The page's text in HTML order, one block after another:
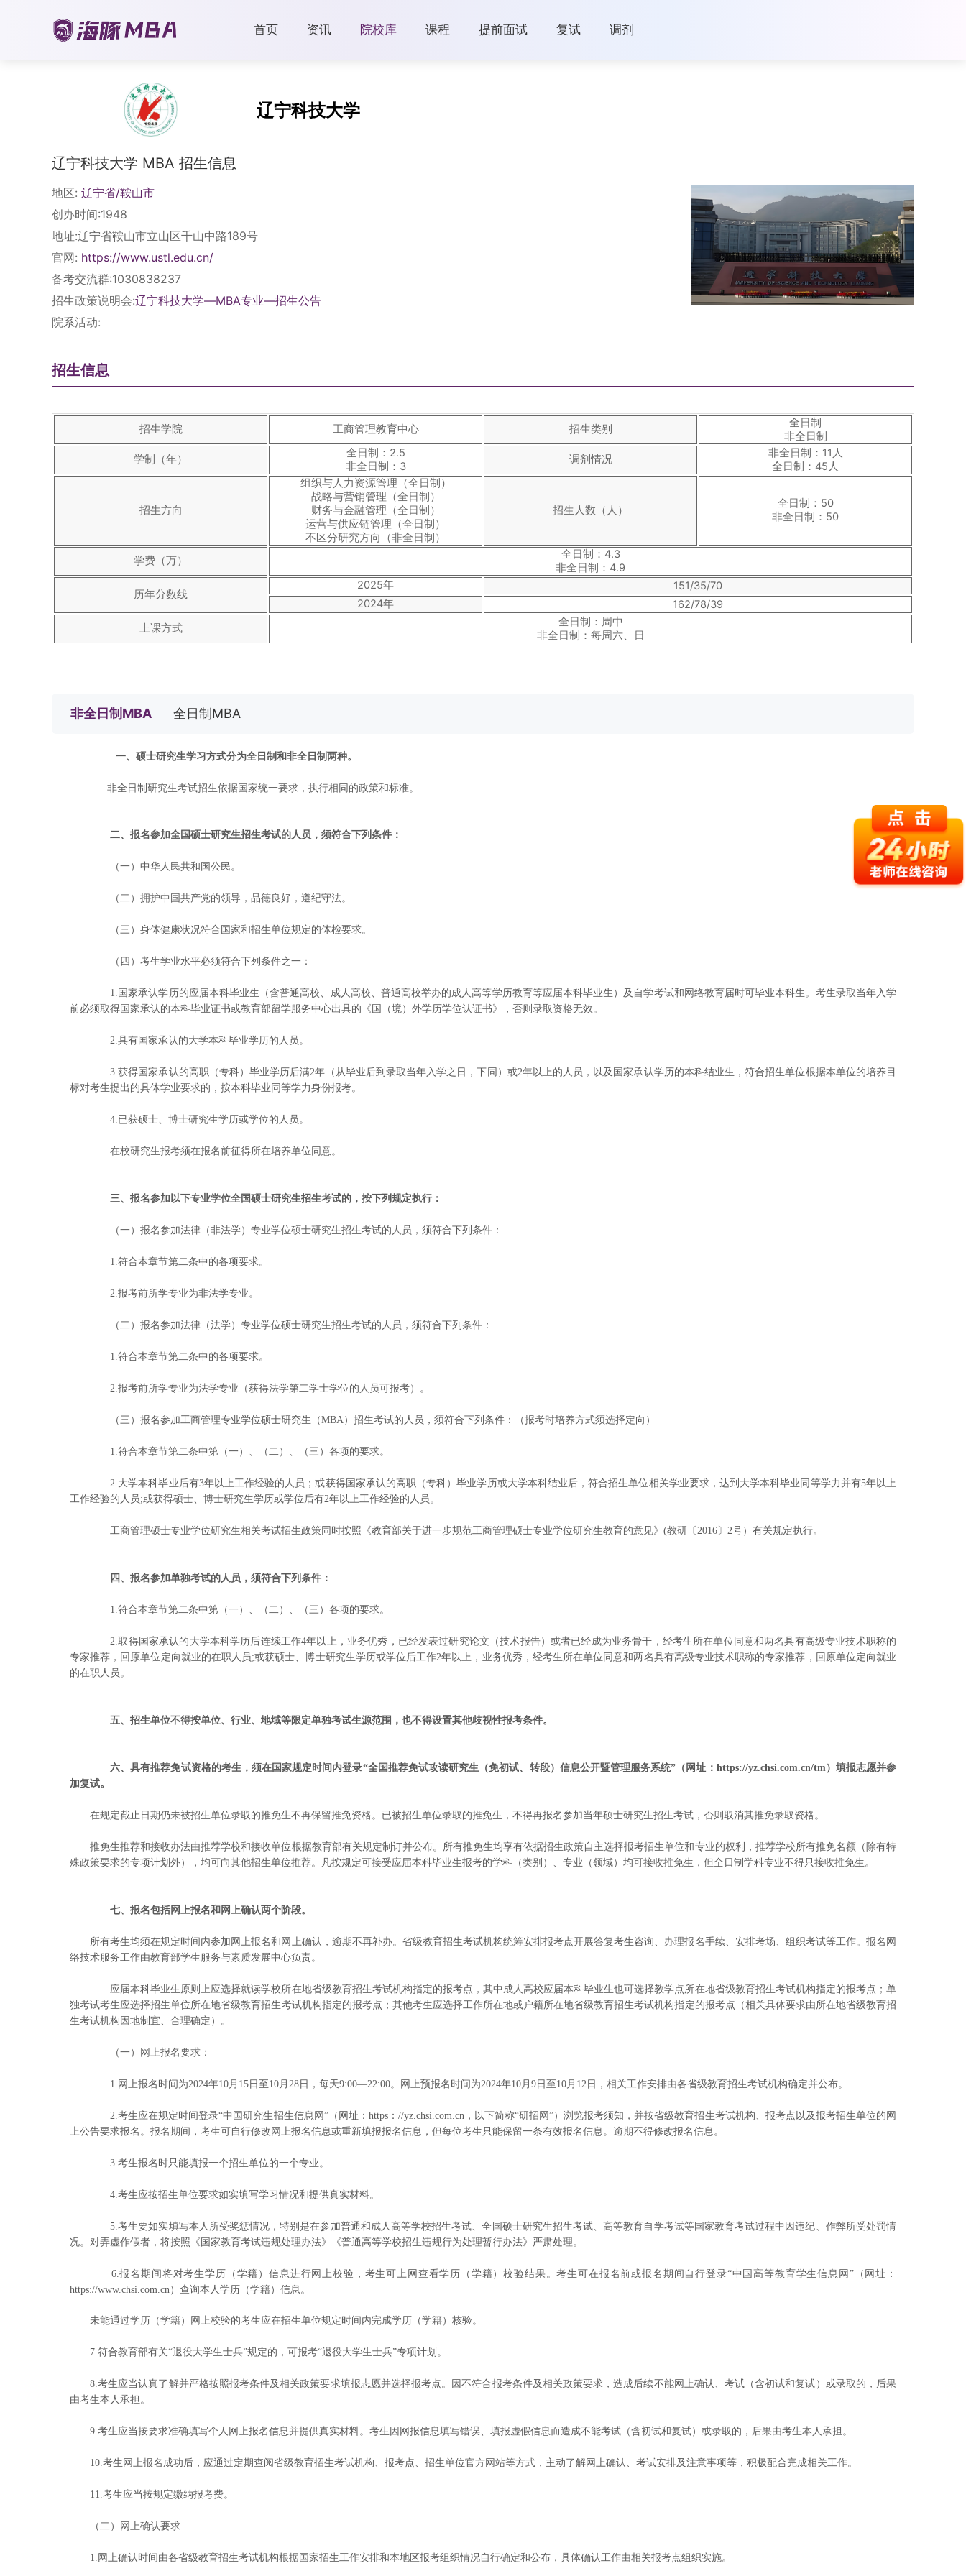
首页 资讯 院校库 课程 提前面试 复试 调剂
辽宁科技大学
辽宁科技大学 MBA 招生信息
地区: 辽宁省/鞍山市
创办时间:1948
地址:辽宁省鞍山市立山区千山中路189号
官网: https://www.ustl.edu.cn/
备考交流群:1030838237
招生政策说明会:辽宁科技大学—MBA专业—招生公告
院系活动:
招生信息
招生学院 工商管理教育中心 招生类别
全日制
非全日制
学制（年）
全日制：2.5
非全日制：3
调剂情况
非全日制：11人
全日制：45人
招生方向
组织与人力资源管理（全日制）
战略与营销管理（全日制）
财务与金融管理（全日制）
运营与供应链管理（全日制）
不区分研究方向（非全日制）
招生人数（人）
全日制：50
非全日制：50
学费（万）
全日制：4.3
非全日制：4.9
历年分数线
2025年
151/35/70
2024年
162/78/39
上课方式
全日制：周中
非全日制：每周六、日
非全日制MBA 全日制MBA
一、硕士研究生学习方式分为全日制和非全日制两种。
非全日制研究生考试招生依据国家统一要求，执行相同的政策和标准。
二、报名参加全国硕士研究生招生考试的人员，须符合下列条件：
（一）中华人民共和国公民。
（二）拥护中国共产党的领导，品德良好，遵纪守法。
（三）身体健康状况符合国家和招生单位规定的体检要求。
（四）考生学业水平必须符合下列条件之一：
1.国家承认学历的应届本科毕业生（含普通高校、成人高校、普通高校举办的成人高等学历教育等应届本科毕业生）及自学考试和网络教育届时可毕业本科生。考生录取当年入学
前必须取得国家承认的本科毕业证书或教育部留学服务中心出具的《国（境）外学历学位认证书》，否则录取资格无效。
2.具有国家承认的大学本科毕业学历的人员。
3.获得国家承认的高职（专科）毕业学历后满2年（从毕业后到录取当年入学之日，下同）或2年以上的人员，以及国家承认学历的本科结业生，符合招生单位根据本单位的培养目
标对考生提出的具体学业要求的，按本科毕业同等学力身份报考。
4.已获硕士、博士研究生学历或学位的人员。
在校研究生报考须在报名前征得所在培养单位同意。
三、报名参加以下专业学位全国硕士研究生招生考试的，按下列规定执行：
（一）报名参加法律（非法学）专业学位硕士研究生招生考试的人员，须符合下列条件：
1.符合本章节第二条中的各项要求。
2.报考前所学专业为非法学专业。
（二）报名参加法律（法学）专业学位硕士研究生招生考试的人员，须符合下列条件：
1.符合本章节第二条中的各项要求。
2.报考前所学专业为法学专业（获得法学第二学士学位的人员可报考）。
（三）报名参加工商管理专业学位硕士研究生（MBA）招生考试的人员，须符合下列条件：（报考时培养方式须选择定向）
1.符合本章节第二条中第（一）、（二）、（三）各项的要求。
2.大学本科毕业后有3年以上工作经验的人员；或获得国家承认的高职（专科）毕业学历或大学本科结业后，符合招生单位相关学业要求，达到大学本科毕业同等学力并有5年以上
工作经验的人员;或获得硕士、博士研究生学历或学位后有2年以上工作经验的人员。
工商管理硕士专业学位研究生相关考试招生政策同时按照《教育部关于进一步规范工商管理硕士专业学位研究生教育的意见》(教研〔2016〕2号）有关规定执行。
四、报名参加单独考试的人员，须符合下列条件：
1.符合本章节第二条中第（一）、（二）、（三）各项的要求。
2.取得国家承认的大学本科学历后连续工作4年以上，业务优秀，已经发表过研究论文（技术报告）或者已经成为业务骨干，经考生所在单位同意和两名具有高级专业技术职称的
专家推荐，回原单位定向就业的在职人员;或获硕士、博士研究生学历或学位后工作2年以上，业务优秀，经考生所在单位同意和两名具有高级专业技术职称的专家推荐，回原单位定向就业
的在职人员。
五、招生单位不得按单位、行业、地域等限定单独考试生源范围，也不得设置其他歧视性报考条件。
六、具有推荐免试资格的考生，须在国家规定时间内登录“全国推荐免试攻读研究生（免初试、转段）信息公开暨管理服务系统”（网址：https://yz.chsi.com.cn/tm）填报志愿并参
加复试。
在规定截止日期仍未被招生单位录取的推免生不再保留推免资格。已被招生单位录取的推免生，不得再报名参加当年硕士研究生招生考试，否则取消其推免录取资格。
推免生推荐和接收办法由推荐学校和接收单位根据教育部有关规定制订并公布。所有推免生均享有依据招生政策自主选择报考招生单位和专业的权利，推荐学校所有推免名额（除有特
殊政策要求的专项计划外），均可向其他招生单位推荐。凡按规定可接受应届本科毕业生报考的学科（类别）、专业（领域）均可接收推免生，但全日制学科专业不得只接收推免生。
七、报名包括网上报名和网上确认两个阶段。
所有考生均须在规定时间内参加网上报名和网上确认，逾期不再补办。省级教育招生考试机构统筹安排报考点开展答复考生咨询、办理报名手续、安排考场、组织考试等工作。报名网
络技术服务工作由教育部学生服务与素质发展中心负责。
应届本科毕业生原则上应选择就读学校所在地省级教育招生考试机构指定的报考点，其中成人高校应届本科毕业生也可选择教学点所在地省级教育招生考试机构指定的报考点；单
独考试考生应选择招生单位所在地省级教育招生考试机构指定的报考点；其他考生应选择工作所在地或户籍所在地省级教育招生考试机构指定的报考点（相关具体要求由所在地省级教育招
生考试机构因地制宜、合理确定）。
（一）网上报名要求：
1.网上报名时间为2024年10月15日至10月28日，每天9:00—22:00。网上预报名时间为2024年10月9日至10月12日，相关工作安排由各省级教育招生考试机构确定并公布。
2.考生应在规定时间登录“中国研究生招生信息网”（网址：https：//yz.chsi.com.cn，以下简称“研招网”）浏览报考须知，并按省级教育招生考试机构、报考点以及报考招生单位的网
上公告要求报名。报名期间，考生可自行修改网上报名信息或重新填报报名信息，但每位考生只能保留一条有效报名信息。逾期不得修改报名信息。
3.考生报名时只能填报一个招生单位的一个专业。
4.考生应按招生单位要求如实填写学习情况和提供真实材料。
5.考生要如实填写本人所受奖惩情况，特别是在参加普通和成人高等学校招生考试、全国硕士研究生招生考试、高等教育自学考试等国家教育考试过程中因违纪、作弊所受处罚情
况。对弄虚作假者，将按照《国家教育考试违规处理办法》《普通高等学校招生违规行为处理暂行办法》严肃处理。
6.报名期间将对考生学历（学籍）信息进行网上校验，考生可上网查看学历（学籍）校验结果。考生可在报名前或报名期间自行登录“中国高等教育学生信息网”（网址：
https://www.chsi.com.cn）查询本人学历（学籍）信息。
未能通过学历（学籍）网上校验的考生应在招生单位规定时间内完成学历（学籍）核验。
7.符合教育部有关“退役大学生士兵”规定的，可报考“退役大学生士兵”专项计划。
8.考生应当认真了解并严格按照报考条件及相关政策要求填报志愿并选择报考点。因不符合报考条件及相关政策要求，造成后续不能网上确认、考试（含初试和复试）或录取的，后果
由考生本人承担。
9.考生应当按要求准确填写个人网上报名信息并提供真实材料。考生因网报信息填写错误、填报虚假信息而造成不能考试（含初试和复试）或录取的，后果由考生本人承担。
10.考生网上报名成功后，应通过定期查阅省级教育招生考试机构、报考点、招生单位官方网站等方式，主动了解网上确认、考试安排及注意事项等，积极配合完成相关工作。
11.考生应当按规定缴纳报考费。
（二）网上确认要求
1.网上确认时间由各省级教育招生考试机构根据国家招生工作安排和本地区报考组织情况自行确定和公布，具体确认工作由相关报考点组织实施。